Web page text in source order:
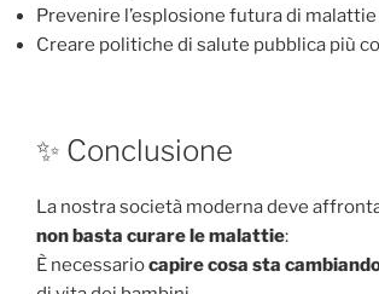
Prevenire l’esplosione futura di
Creare politiche di salute pubblica più
✨ Conclusione
La nostra società moderna deve
non basta curare le malattie:
È necessariocapire cosa sta